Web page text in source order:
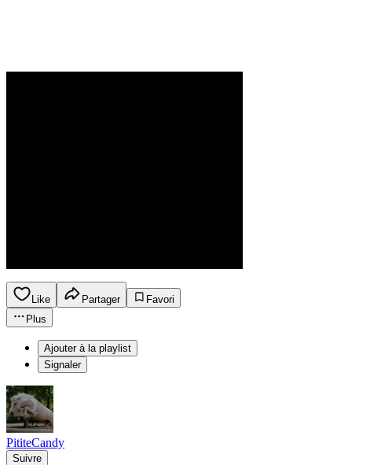
Like Partager
Favori
Plus
Ajouter à la playlist
Signaler
PititeCandy
Suivre